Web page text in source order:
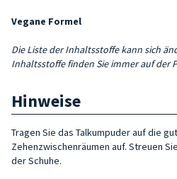
Vegane Formel
Die Liste der Inhaltsstoffe kann sich
Inhaltsstoffe finden Sie immer auf der
Hinweise
Tragen Sie das Talkumpuder auf die
Zehenzwischenräumen auf. Streuen
der Schuhe.